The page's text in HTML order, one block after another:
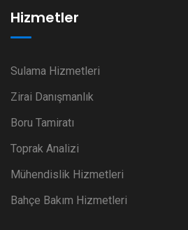
Hizmetler
Sulama Hizmetleri
Zirai Danışmanlık
Boru Tamiratı
Toprak Analizi
Mühendislik Hizmetleri
Bahçe Bakım Hizmetleri